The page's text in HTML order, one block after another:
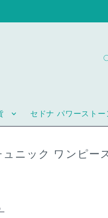
セドナ パワーストー
ニック ワンピー